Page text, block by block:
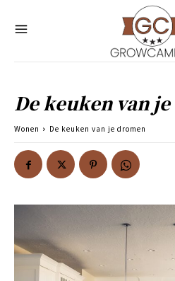
De keuken van
Wonen De keuken van je dromen